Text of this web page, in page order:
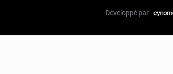
Développé par